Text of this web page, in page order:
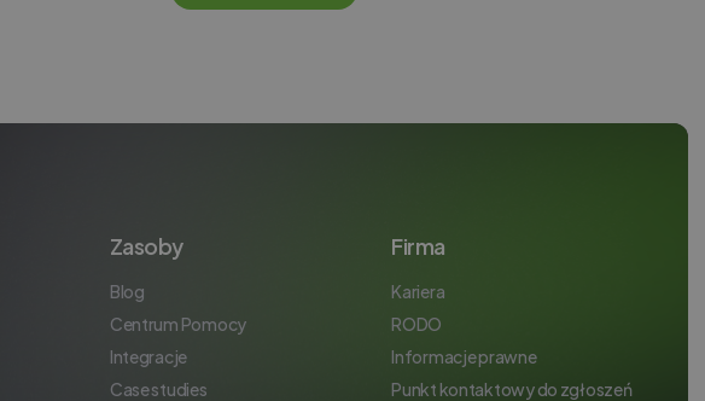
Zasoby
Blog
Centrum Pomocy
Integracje
Case studies
Firma
Kariera
RODO
Informacje prawne
Punkt kontaktowy do zgłoszeń